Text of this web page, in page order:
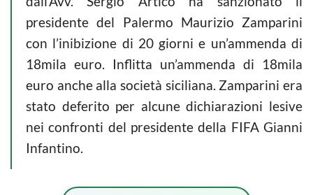
presidente del Palermo Maurizio Zamparini
con l’inibizione di 20 giorni e un’ammenda di
18mila euro. Inflitta un’ammenda di 18mila
euro anche alla società siciliana. Zamparini era
stato deferito per alcune dichiarazioni lesive
nei confronti del presidente della FIFA Gianni
Infantino.